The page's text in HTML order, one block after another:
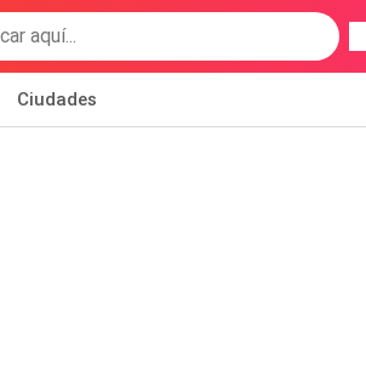
Ciudades